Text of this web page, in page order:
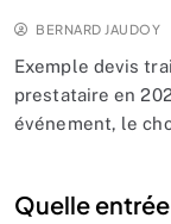
BERNARD JAUDOY
Exemple devis
prestataire en
événement, le
Quelle